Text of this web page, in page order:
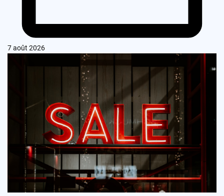
7 août 2026